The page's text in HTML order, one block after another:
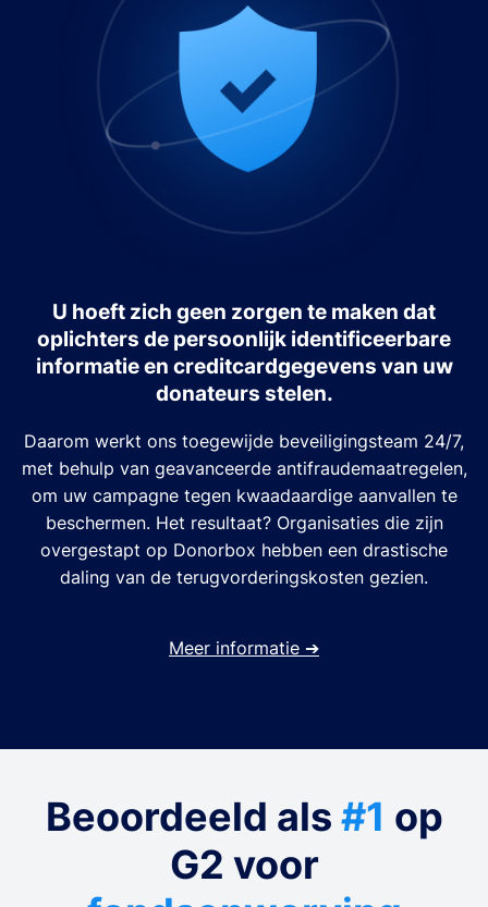
U hoeft zich geen zorgen te maken dat
oplichters de persoonlijk identificeerbare
informatie en creditcardgegevens van uw
donateurs stelen.
Daarom werkt ons toegewijde beveiligingsteam 24/7,
met behulp van geavanceerde antifraudemaatregelen,
om uw campagne tegen kwaadaardige aanvallen te
beschermen. Het resultaat? Organisaties die zijn
overgestapt op Donorbox hebben een drastische
daling van de terugvorderingskosten gezien.
Meer informatie ➔
Beoordeeld als #1 op
G2 voor